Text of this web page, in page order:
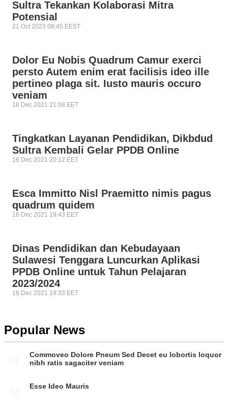
Sultra Tekankan Kolaborasi Mitra
Potensial
21 Oct 2023 08:45 EEST
Dolor Eu Nobis Quadrum Camur exerci
persto Autem enim erat facilisis ideo ille
pertineo plaga sit. Iusto mauris occuro
veniam
16 Dec 2021 21:08 EET
Tingkatkan Layanan Pendidikan, Dikbdud
Sultra Kembali Gelar PPDB Online
16 Dec 2021 20:12 EET
Esca Immitto Nisl Praemitto nimis pagus
quadrum quidem
16 Dec 2021 19:43 EET
Dinas Pendidikan dan Kebudayaan
Sulawesi Tenggara Luncurkan Aplikasi
PPDB Online untuk Tahun Pelajaran
2023/2024
16 Dec 2021 19:33 EET
Popular News
Commoveo Dolore Pneum Sed Decet eu lobortis loquor
nibh ratis sagaciter veniam
Esse Ideo Mauris